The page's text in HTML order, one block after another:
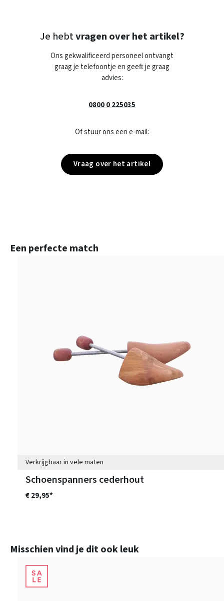
Je hebtvragen over het artikel?
Ons gekwalificeerd personeel ontvangt
graag je telefoontje en geeft je graag
advies:
0800 0 225035
Of stuur ons een e-mail:
Vraag over het artikel
Productgalerij overslaan
Een perfecte match
Verkrijgbaar in vele maten
Schoenspanners cederhout
€ 29,95*
Productgalerij overslaan
Misschien vind je dit ook leuk